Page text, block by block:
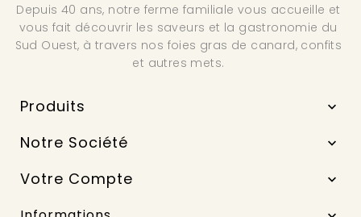
Depuis 40 ans, notre ferme familiale vous accueille et
vous fait découvrir les saveurs et la gastronomie du
Sud Ouest, à travers nos foies gras de canard, confits
et autres mets.
Produits 
Notre Société 
Votre Compte 